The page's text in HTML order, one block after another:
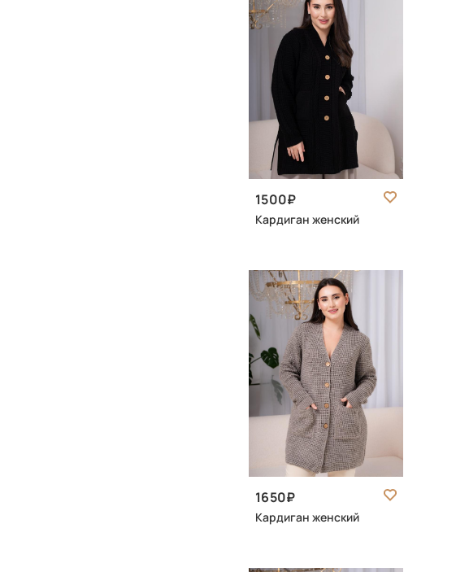
1500
Кардиган женский
1650
Кардиган женский